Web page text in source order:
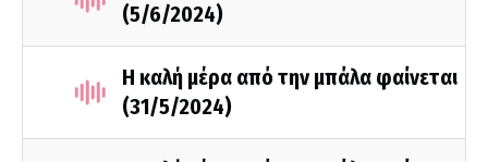
(5/6/2024)
H καλή μέρα από την μπάλα φαίνεται
(31/5/2024)